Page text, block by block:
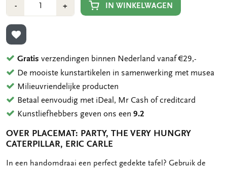
-Min
1
+Plus
1
IN WINKELWAGEN
TOEVOEGEN AAN VERLANGLIJST
Gratis verzendingen binnen Nederland vanaf €29,-
De mooiste kunstartikelen in samenwerking met musea
Milieuvriendelijke producten
Betaal eenvoudig met iDeal, Mr Cash of creditcard
Kunstliefhebbers geven ons een9.2
OVER PLACEMAT: PARTY, THE VERY HUNGRY
CATERPILLAR, ERIC CARLE
OMSCHRIJVING
In een handomdraai een perfect gedekte tafel? Gebruik de